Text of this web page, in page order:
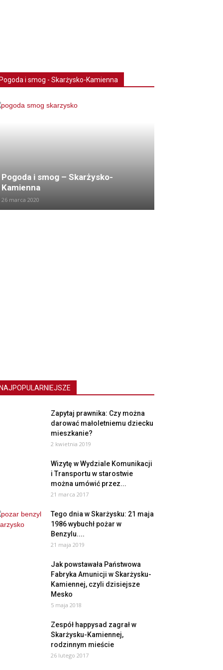
i smog - Skarżysko-Kamienna
Pogoda i smog – Skarżysko-
Kamienna
26 marca 2020
Zapytaj prawnika: Czy można
darować małoletniemu dziecku
mieszkanie?
2 kwietnia 2019
Wizytę w Wydziale Komunikacji
i Transportu w starostwie
można umówić przez...
21 marca 2017
Tego dnia w Skarżysku: 21 maja
1986 wybuchł pożar w
Benzylu....
21 maja 2019
Jak powstawała Państwowa
Fabryka Amunicji w Skarżysku-
Kamiennej, czyli dzisiejsze
Mesko
5 maja 2018
Zespół happysad zagrał w
Skarżysku-Kamiennej,
rodzinnym mieście
26 lutego 2017